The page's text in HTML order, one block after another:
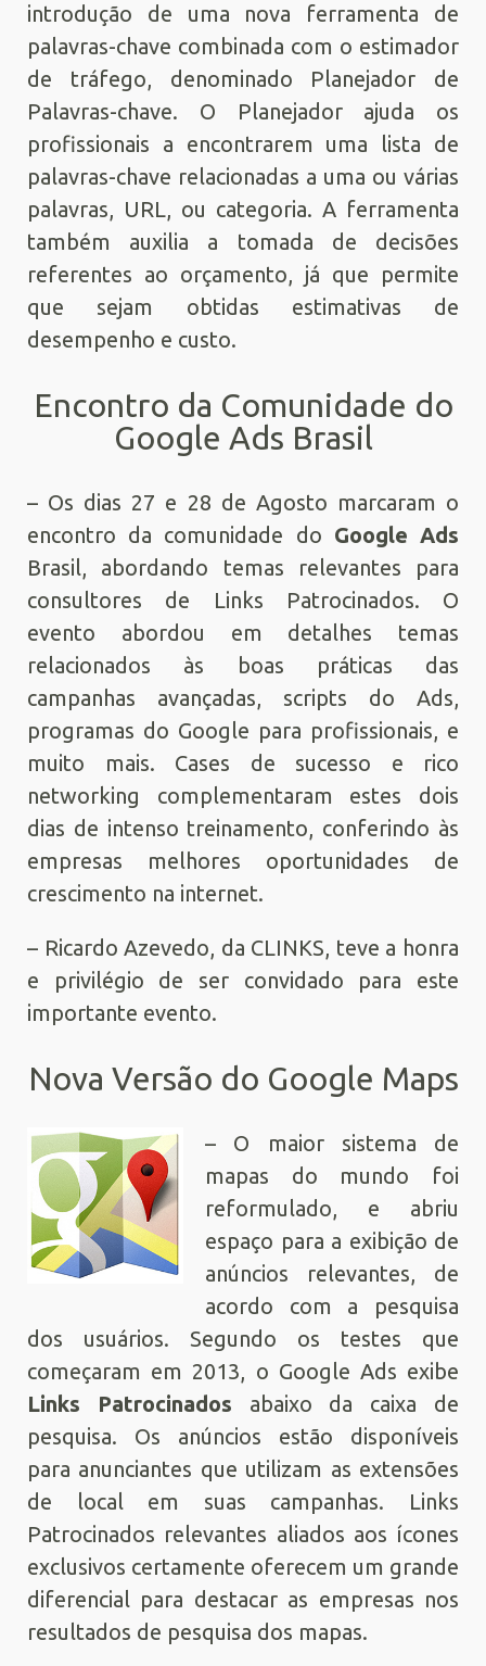
introdução de uma nova ferramenta de
palavras-chave combinada com o estimador
de tráfego, denominado Planejador de
Palavras-chave. O Planejador ajuda os
profissionais a encontrarem uma lista de
palavras-chave relacionadas a uma ou várias
palavras, URL, ou categoria. A ferramenta
também auxilia a tomada de decisões
referentes ao orçamento, já que permite
que sejam obtidas estimativas de
desempenho e custo.
Encontro da Comunidade do
Google Ads Brasil
– Os dias 27 e 28 de Agosto marcaram o
encontro da comunidade do Google Ads
Brasil, abordando temas relevantes para
consultores de Links Patrocinados. O
evento abordou em detalhes temas
relacionados às boas práticas das
campanhas avançadas, scripts do Ads,
programas do Google para profissionais, e
muito mais. Cases de sucesso e rico
networking complementaram estes dois
dias de intenso treinamento, conferindo às
empresas melhores oportunidades de
crescimento na internet.
– Ricardo Azevedo, da CLINKS, teve a honra
e privilégio de ser convidado para este
importante evento.
Nova Versão do Google Maps
– O maior sistema de
mapas do mundo foi
reformulado, e abriu
espaço para a exibição de
anúncios relevantes, de
acordo com a pesquisa
dos usuários. Segundo os testes que
começaram em 2013, o Google Ads exibe
Links Patrocinados abaixo da caixa de
pesquisa. Os anúncios estão disponíveis
para anunciantes que utilizam as extensões
de local em suas campanhas. Links
Patrocinados relevantes aliados aos ícones
exclusivos certamente oferecem um grande
diferencial para destacar as empresas nos
resultados de pesquisa dos mapas.